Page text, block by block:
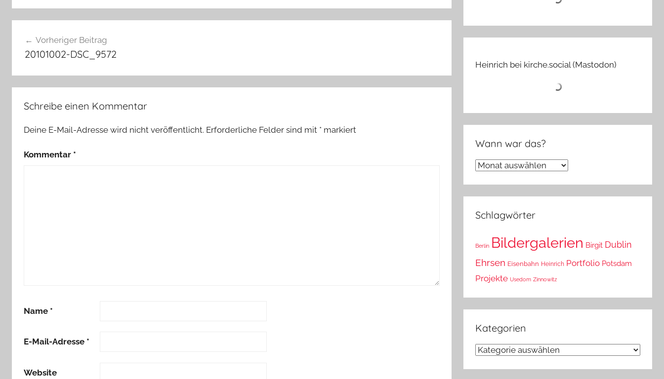
Vorheriger Beitrag
20101002-DSC_9572
Schreibe einen Kommentar
Deine E-Mail-Adresse wird nicht veröffentlicht. Erforderliche Felder sind mit * markiert
Kommentar *
Name *
E-Mail-Adresse *
Website
Heinrich bei kirche.social (Mastodon)
Wann war das?
Wann
Schlagwörter
Berlin Bildergalerien Birgit Dublin
Ehrsen Eisenbahn Heinrich Portfolio Potsdam
Projekte Usedom Zinnowitz
Kategorien
Kategorien